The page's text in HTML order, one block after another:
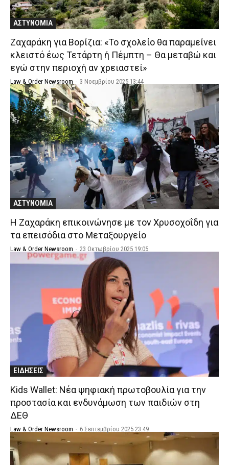
ΑΣΤΥΝΟΜΙΑ
Ζαχαράκη για Βορίζια: «Το σχολείο θα παραμείνει
κλειστό έως Τετάρτη ή Πέμπτη – Θα μεταβώ και
εγώ στην περιοχή αν χρειαστεί»
Law & Order Newsroom - 3 Νοεμβρίου 2025 13:44
ΑΣΤΥΝΟΜΙΑ
Η Ζαχαράκη επικοινώνησε με τον Χρυσοχοΐδη για
τα επεισόδια στο Μεταξουργείο
Law & Order Newsroom - 23 Οκτωβρίου 2025 19:05
ΕΙΔΗΣΕΙΣ
Kids Wallet: Νέα ψηφιακή πρωτοβουλία για την
προστασία και ενδυνάμωση των παιδιών στη
ΔΕΘ
Law & Order Newsroom - 6 Σεπτεμβρίου 2025 23:49